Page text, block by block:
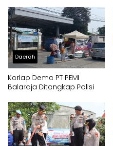
Daerah
Korlap Demo PT PEMI
Balaraja Ditangkap Polisi